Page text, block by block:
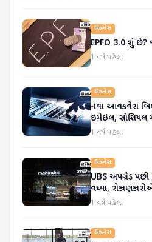
બિઝનેસ
EPFO 3.0 શું
1 વર્ષ પહેલા
બિઝનેસ
નવા આવકવેરા
ઇમેઇલ, સોશિયલ
દરખાસ્ત
1 વર્ષ પહેલા
બિઝનેસ
UBS અપગ્રેડ
વધ્યા, રોકાણકારોએ જાણવી જોઈએ આ 3
બાબતો
1 વર્ષ પહેલા
બિઝનેસ